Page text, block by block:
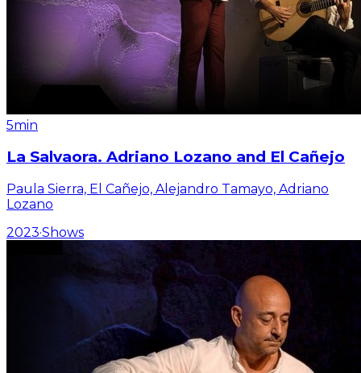
5min
La Salvaora. Adriano Lozano and El Cañejo
Paula Sierra, El Cañejo, Alejandro Tamayo, Adriano
Lozano
2023·Shows